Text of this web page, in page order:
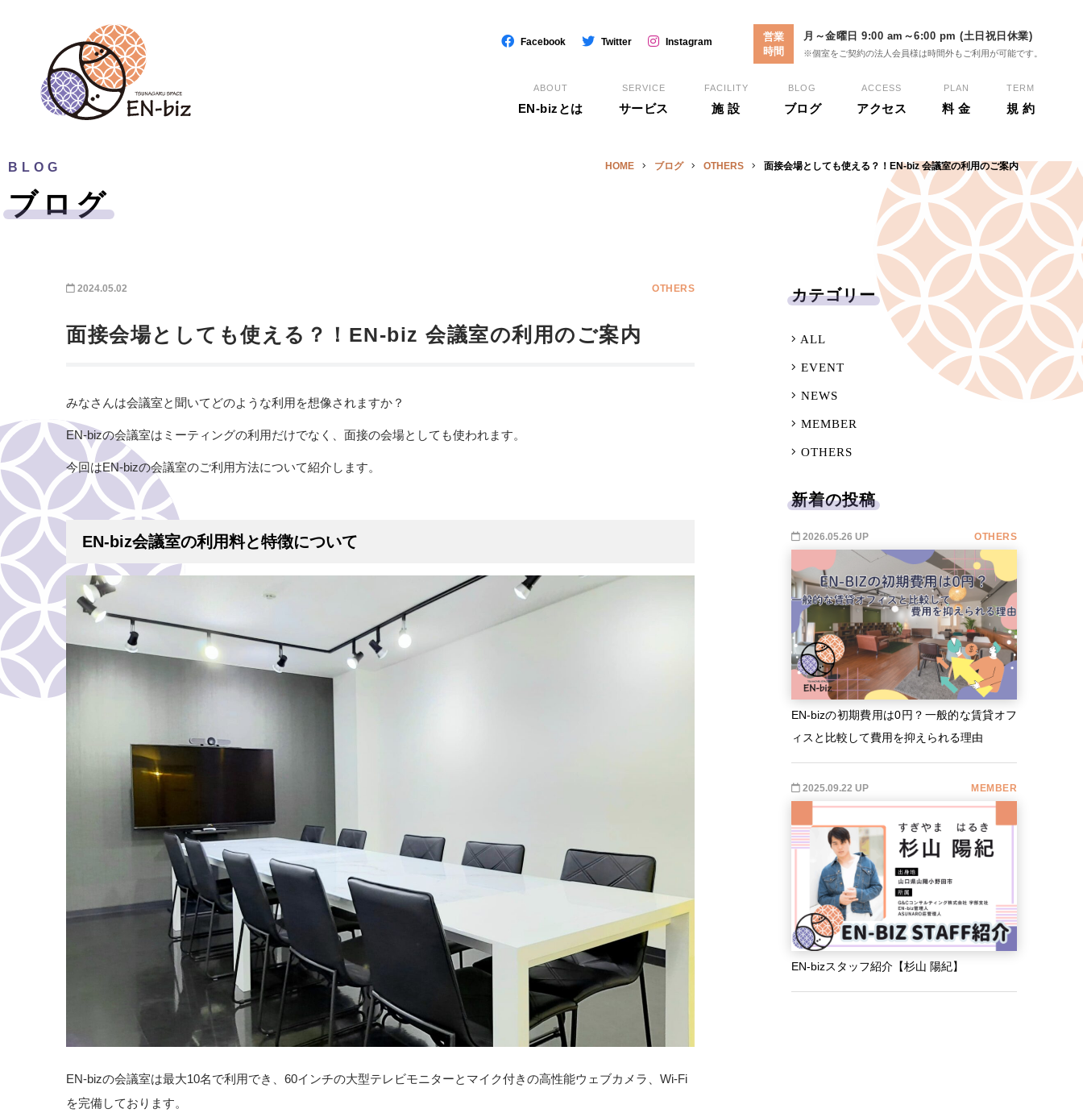
ABOUT
EN-bizとは
SERVICE
サービス
FACILITY
施 設
BLOG
ブログ
ACCESS
アクセス
PLAN
料 金
TERM
規 約
Facebook Twitter Instagram
営業
時間
月～金曜日 9:00 am～6:00 pm (土日祝日休業)
※個室をご契約の法人会員様は時間外もご利用が可能です。
HOME ブログ OTHERS 面接会場としても使える？！EN-biz 会議室の利用のご案内
BLOG
ブログ
2024.05.02 OTHERS
面接会場としても使える？！EN-biz 会議室の利用のご案内
みなさんは会議室と聞いてどのような利用を想像されますか？
EN-bizの会議室はミーティングの利用だけでなく、面接の会場としても使われます。
今回はEN-bizの会議室のご利用方法について紹介します。
EN-biz会議室の利用料と特徴について
EN-bizの会議室は最大10名で利用でき、60インチの大型テレビモニターとマイク付きの高性能ウェブカメラ、Wi-Fi
を完備しております。
カテゴリー
ALL
EVENT
NEWS
MEMBER
OTHERS
新着の投稿
2026.05.26 UP OTHERS
EN-bizの初期費用は0円？一般的な賃貸オフ
ィスと比較して費用を抑えられる理由
2025.09.22 UP MEMBER
EN-bizスタッフ紹介【杉山 陽紀】